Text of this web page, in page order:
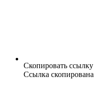
Скопировать ссылку
Ссылка скопирована